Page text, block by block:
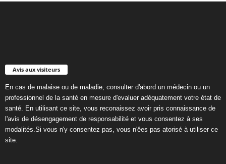
Avis aux visiteurs
En cas de malaise ou de maladie, consulter d'abord un médecin ou un
professionnel de la santé en mesure d'evaluer adéquatement votre état de
santé. En utilisant ce site, vous reconaissez avoir pris connaissance de
l'avis de désengagement de responsabilité et vous consentez à ses
modalités.Si vous n'y consentez pas, vous n'êes pas atorisé à utiliser ce
site.